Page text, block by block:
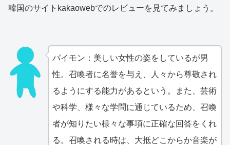
韓国のサイトkakaowebでのレビューを見てみましょう。
パイモン：美しい女性の姿をしているが男
性。召喚者に名誉を与え、人々から尊敬され
るようにする能力があるという。また、芸術
や科学、様々な学問に通じているため、召喚
者が知りたい様々な事項に正確な回答をくれ
る。召喚される時は、大抵どこからか音楽が